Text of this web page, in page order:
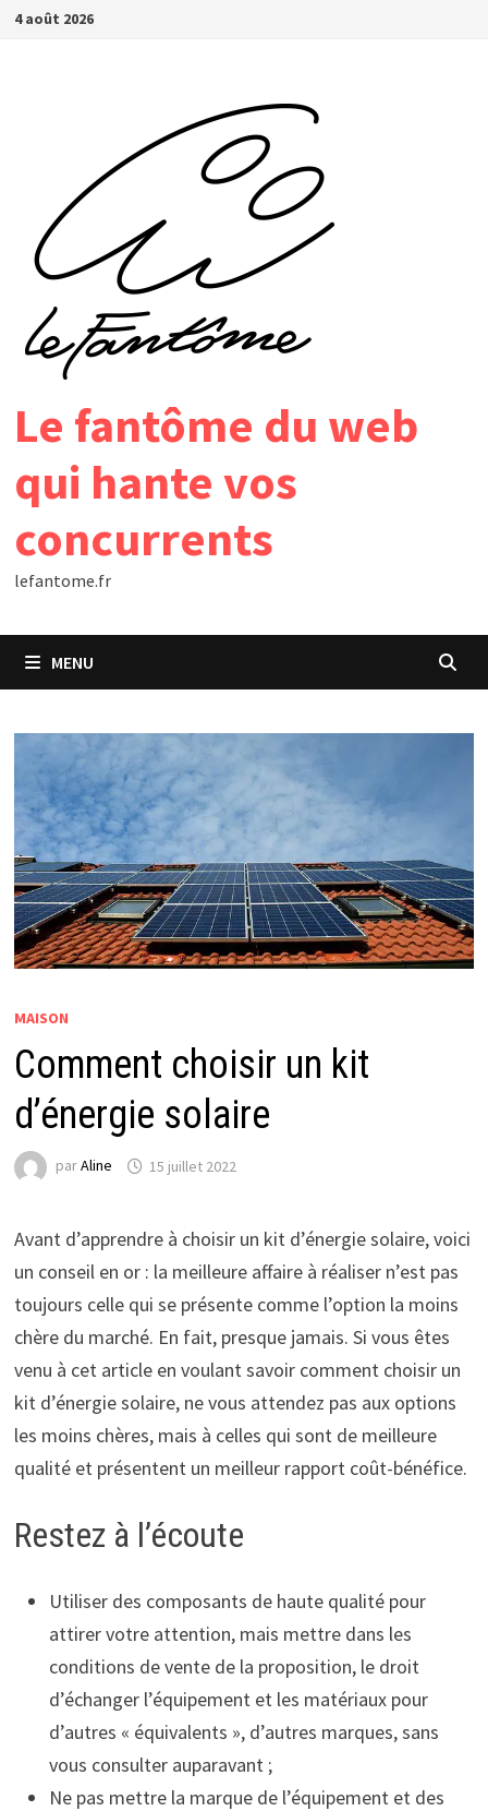
Passer
4 août 2026
Le fantôme du web
qui hante vos
concurrents
lefantome.fr
MENU
MAISON
Comment choisir un kit
d’énergie solaire
parAline 15 juillet 2022
Avant d’apprendre à choisir un kit d’énergie solaire, voici
un conseil en or : la meilleure affaire à réaliser n’est pas
toujours celle qui se présente comme l’option la moins
chère du marché. En fait, presque jamais. Si vous êtes
venu à cet article en voulant savoir comment choisir un
kit d’énergie solaire, ne vous attendez pas aux options
les moins chères, mais à celles qui sont de meilleure
qualité et présentent un meilleur rapport coût-bénéfice.
Restez à l’écoute
Utiliser des composants de haute qualité pour
attirer votre attention, mais mettre dans les
conditions de vente de la proposition, le droit
d’échanger l’équipement et les matériaux pour
d’autres « équivalents », d’autres marques, sans
vous consulter auparavant ;
Ne pas mettre la marque de l’équipement et des